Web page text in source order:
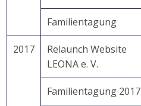
Familientagung
2017
Relaunch Website
LEONA e. V.
Familientagung 2017